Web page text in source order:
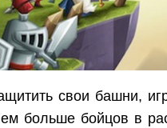
свои башни,
больше бойцов в